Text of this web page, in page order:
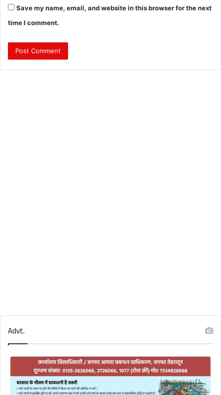
Save my name, email, and website in this browser for the next
time I comment.
Advt.